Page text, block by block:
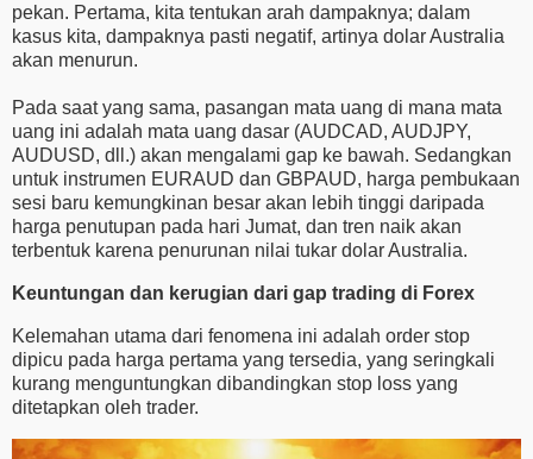
pekan. Pertama, kita tentukan arah dampaknya; dalam
kasus kita, dampaknya pasti negatif, artinya dolar Australia
akan menurun.
Pada saat yang sama, pasangan mata uang di mana mata
uang ini adalah mata uang dasar (AUDCAD, AUDJPY,
AUDUSD, dll.) akan mengalami gap ke bawah. Sedangkan
untuk instrumen EURAUD dan GBPAUD, harga pembukaan
sesi baru kemungkinan besar akan lebih tinggi daripada
harga penutupan pada hari Jumat, dan tren naik akan
terbentuk karena penurunan nilai tukar dolar Australia.
Keuntungan dan kerugian dari gap trading di Forex
Kelemahan utama dari fenomena ini adalah order stop
dipicu pada harga pertama yang tersedia, yang seringkali
kurang menguntungkan dibandingkan stop loss yang
ditetapkan oleh trader.